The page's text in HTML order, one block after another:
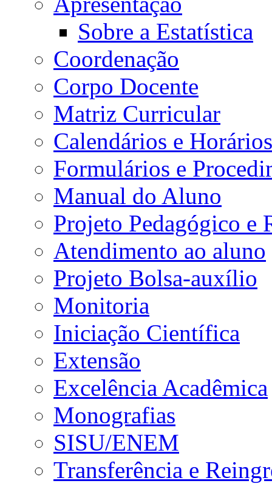
Sobre a Estatística
Coordenação
Corpo Docente
Matriz Curricular
Calendários e Horários
Formulários e
Manual do Aluno
Projeto Pedagógico e
Atendimento ao aluno
Projeto Bolsa-auxílio
Monitoria
Iniciação Científica
Extensão
Excelência Acadêmica
Monografias
SISU/ENEM
Transferência e